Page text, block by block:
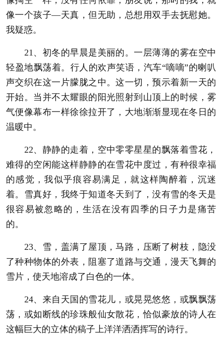
像一个孩子―天真，但无助，总想用双手去抚慰她。
我疑惑。
21、初冬的早晨是美丽的。一层薄薄的雾在空中
轻盈地飘荡着。行人的欢声笑语，汽车“嘀嘀”的喇叭
声交织在这一片朦胧之中。这一切，预示着新一天的
开始。当并不太耀眼的阳光照射到山顶上的时候，雾
气便像幕布一样徐徐拉开了，大地渐渐显现在冬日的
温暖中。
22、静静的走着，空中零零星星的飘落着雪花，
难得的空闲能这样静静的在雪花中度过，有种很幸福
的感觉，我似乎痕容易满足，就这样陶醉着，沉迷
着。雪真好，我终于知道冬天到了，没有雪的冬天是
很容易被忽略的，生活在没有四季的日子力是痛苦
的。
23、雪，盖满了屋顶，马路，压断了树枝，隐没
了种种物体的外表，阻塞了道路与交通，漫天飞舞的
雪片，使天地溶成了白色的一体。
24、来自天国的雪花儿，或晃晃悠悠，或飘飘荡
荡，或如断线的珍珠般仙女散花，恰似豪放的诗人在
这幅巨大的立体的稿子上洋洋洒洒挥写的诗行。